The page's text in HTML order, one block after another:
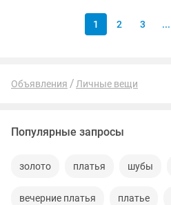
1 2 3 ...
Объявления Личные вещи
Популярные запросы
золото платья шубы
вечерние платья платье